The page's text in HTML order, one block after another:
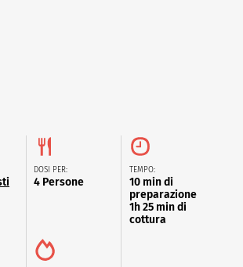
DOSI PER:
4 Persone
TEMPO:
10 min di
preparazione
1h 25 min di
cottura